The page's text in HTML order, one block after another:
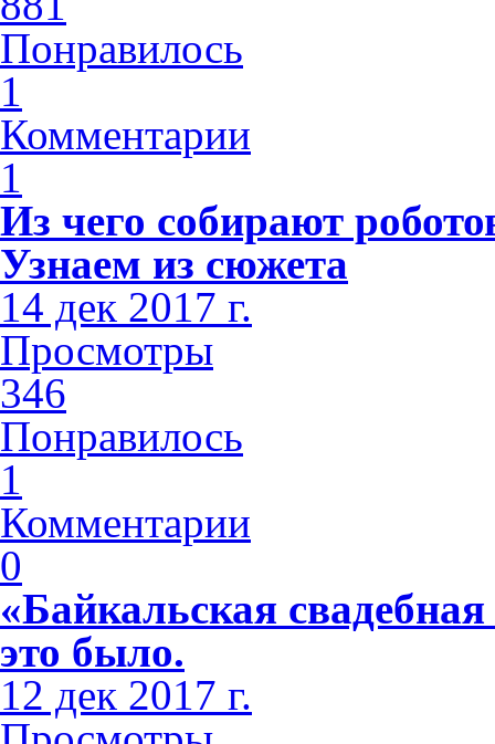
Понравилось
1
Комментарии
1
Из чего собирают
Узнаем из сюжета
14 дек 2017 г.
Просмотры
346
Понравилось
1
Комментарии
0
«Байкальская
это было.
12 дек 2017 г.